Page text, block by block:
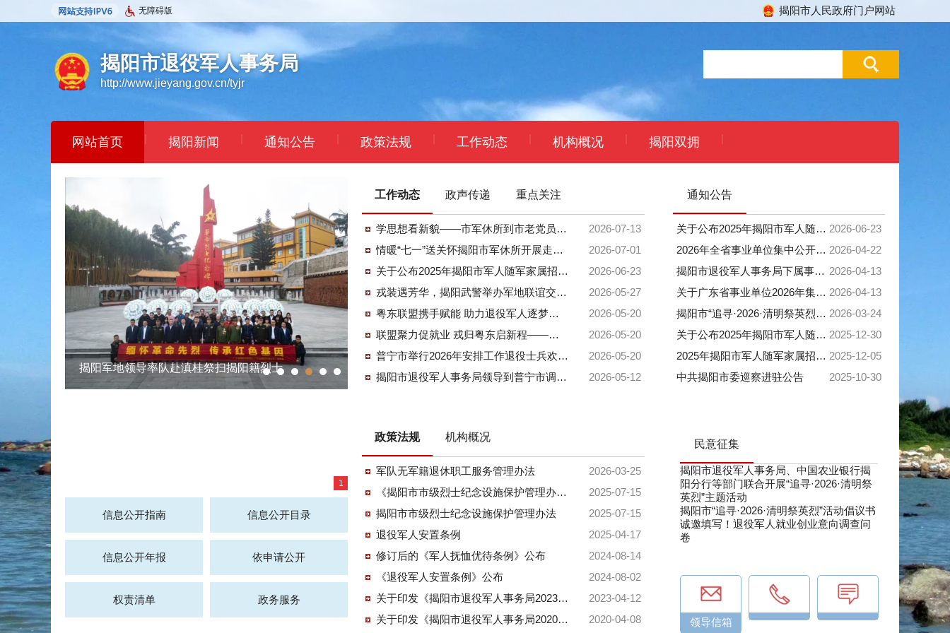
无障碍版 揭阳市人民政府门户网站
揭阳市退役军人事务局
http://www.jieyang.gov.cn/tyjr
网站首页 | 揭阳新闻 | 通知公告 | 政策法规 | 工作动态 | 机构概况 | 揭阳双拥 |
揭阳军地领导率队赴滇桂祭扫揭阳籍烈士
工作动态 政声传递 重点关注
2026-07-13
学思想看新貌——市军休所到市老党员驿站开展主题党日活动
2026-07-01
情暖“七一”送关怀揭阳市军休所开展走访慰问活动
2026-06-23
关于公布2025年揭阳市军人随军家属招聘考试总成绩及组织体检有关事项的公告
2026-05-27
戎装遇芳华，揭阳武警举办军地联谊交友活动
2026-05-20
粤东联盟携手赋能 助力退役军人逐梦新征程
2026-05-20
联盟聚力促就业 戎归粤东启新程——广东省粤东区域退役军人就业创业联盟单位促就业活动在我市正式启动
2026-05-20
普宁市举行2026年安排工作退役士兵欢迎会
2026-05-12
揭阳市退役军人事务局领导到普宁市调研军创工作
通知公告
2026-06-23
关于公布2025年揭阳市军人随军家属招聘考试总成绩及组织体检有关事项的公告
2026-04-22
2026年全省事业单位集中公开招聘高校毕业生揭阳市事业单位面试公告
2026-04-13
揭阳市退役军人事务局下属事业单位2026年公开招聘高校毕业生资格审核公告
2026-04-13
关于广东省事业单位2026年集中公开招聘高校毕业生揭阳市事业单位笔试成绩合格分数及资格复审等有关事项的公告
2026-03-24
揭阳市“追寻·2026·清明祭英烈”活动倡议书
2025-12-30
关于公布2025年揭阳市军人随军家属招聘笔试成绩及资格复审等事项的公告
2025-12-05
2025年揭阳市军人随军家属招聘公告
2025-10-30
中共揭阳市委巡察进驻公告
1
信息公开指南 信息公开目录
信息公开年报 依申请公开
权责清单 政务服务
政策法规 机构概况
2026-03-25
军队无军籍退休职工服务管理办法
2025-07-15
《揭阳市市级烈士纪念设施保护管理办法》政策解读
2025-07-15
揭阳市市级烈士纪念设施保护管理办法
2025-04-17
退役军人安置条例
2024-08-14
修订后的《军人抚恤优待条例》公布
2024-08-02
《退役军人安置条例》公布
2023-04-12
关于印发《揭阳市退役军人事务局2023年普法责任清单》的通知
2020-04-08
关于印发《揭阳市退役军人事务局2020年普法责任清单》的通知
民意征集
揭阳市退役军人事务局、中国农业银行揭
阳分行等部门联合开展“追寻·2026·清明祭
英烈”主题活动
揭阳市“追寻·2026·清明祭英烈”活动倡议书
诚邀填写！退役军人就业创业意向调查问
卷
领导信箱